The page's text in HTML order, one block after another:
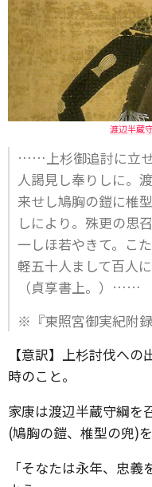
渡辺半蔵
……上杉御追討に立
人謁見し奉りしに。
来せし鳩胸の鎧に椎
しにより。殊更の思
一しほ若やきて。こ
軽五十人まして百人
（貞享書上。）……
※『東照宮御実紀附
【意訳】上杉討伐へ
時のこと。
家康は渡辺半蔵守綱を
(鳩胸の鎧、椎型の兜)
「そなたは永年、忠